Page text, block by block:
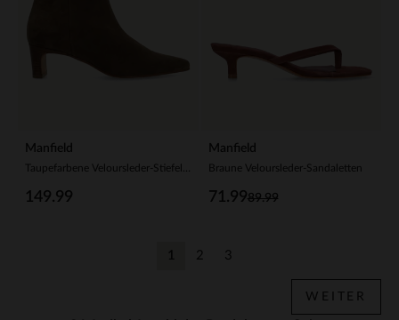
Manfield
149.99
Manfield
Braune Veloursleder-Sandaletten
89.99
71.99
1 2 3
WEITER